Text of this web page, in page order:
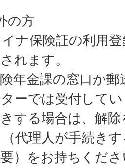
の方
ナ保険証の利用
れます。
年金課の窓口か
ターでは受付して
きする場合は、解
代理人が手続き
）をお持ちくだ